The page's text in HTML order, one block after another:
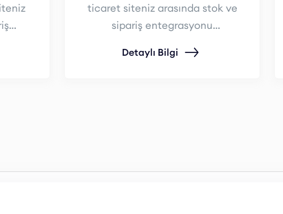
ticaret siteniz arasında stok ve
sipariş entegrasyonu
Detaylı Bilgi